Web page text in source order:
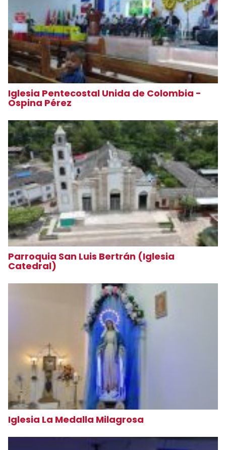
Iglesia Pentecostal Unida de Colombia -
Ospina Pérez
Parroquia San Luis Bertrán (Iglesia
Catedral)
Iglesia La Medalla Milagrosa